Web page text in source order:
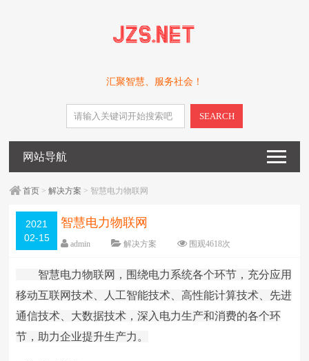
汇聚智慧、服务社会！
SEARCH
网站导航
首页 >解决方案 > 智慧电力物联网
2021
02-15
智慧电力物联网
admin 解决方案 围观4618次
字体：大 中 小
智慧电力物联网，围绕电力系统各个环节，充分应用
移动互联网技术、人工智能技术、高性能计算技术、先进
通信技术、大数据技术，深入电力生产和消费的各个环
节，助力企业提升生产力。